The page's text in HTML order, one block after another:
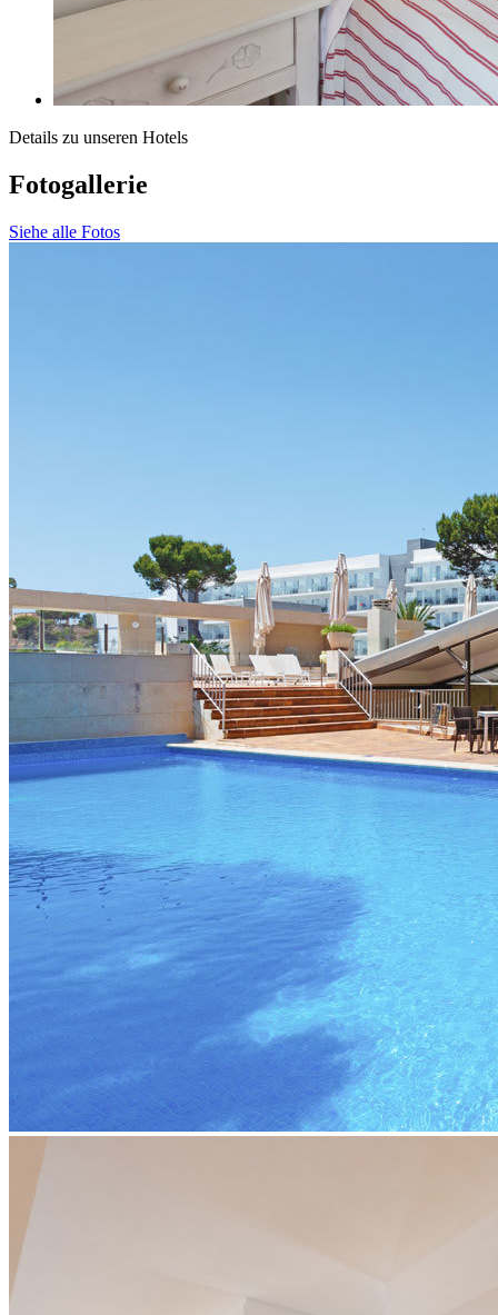
Details zu unseren Hotels
Fotogallerie
Siehe alle Fotos